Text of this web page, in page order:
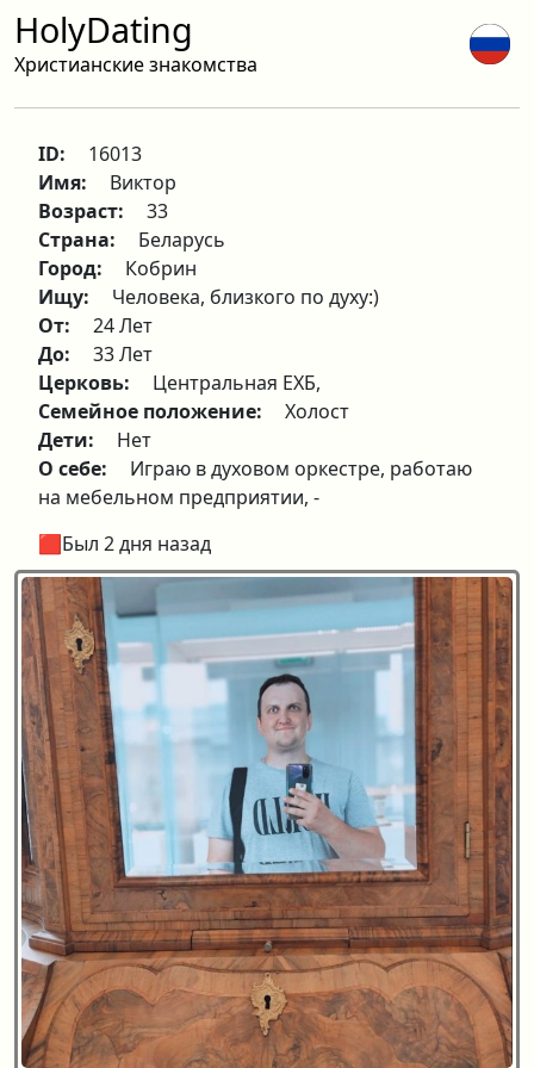
HolyDating
Христианские знакомства
ID:
16013
Имя:
Виктор
Возраст:
33
Страна:
Беларусь
Город:
Кобрин
Ищу:
Человека, близкого по духу:)
От:
24 Лет
До:
33 Лет
Церковь:
Центральная ЕХБ,
Семейное положение:
Холост
Дети:
Нет
О себе:
Играю в духовом оркестре, работаю
на мебельном предприятии, -
🟥Был 2 дня назад